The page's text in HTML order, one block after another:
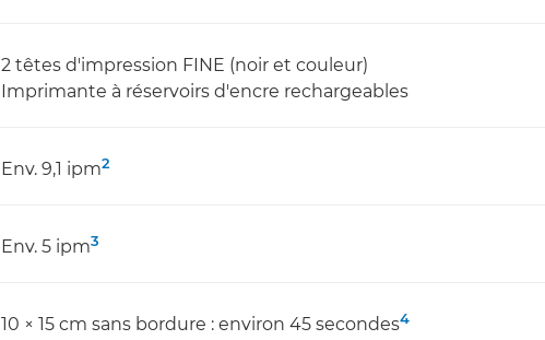
2 têtes d'impression FINE (noir et couleur)
Imprimante à réservoirs d'encre rechargeables
Env. 9,1 ipm2
Env. 5 ipm3
10 × 15 cm sans bordure : environ 45 secondes4